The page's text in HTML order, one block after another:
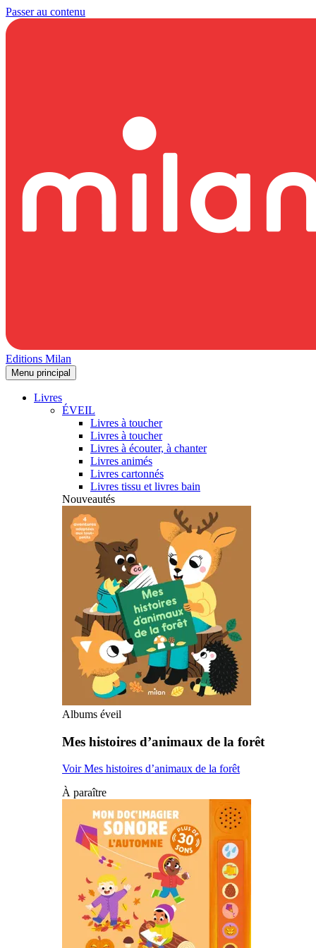
Passer au contenu
Editions Milan
Menu principal
Livres
ÉVEIL
Livres à toucher
Livres à toucher
Livres à écouter, à chanter
Livres animés
Livres cartonnés
Livres tissu et livres bain
Nouveautés
Albums éveil
Mes histoires d’animaux de la forêt
Voir Mes histoires d’animaux de la forêt
À paraître